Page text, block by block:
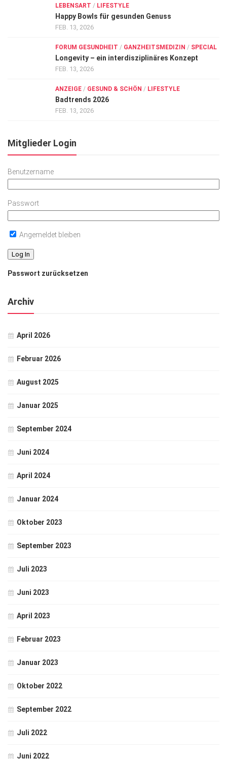
LEBENSART / LIFESTYLE
Happy Bowls für gesunden Genuss
FEB. 13, 2026
FORUM GESUNDHEIT / GANZHEITSMEDIZIN / SPECIAL
Longevity – ein interdisziplinäres Konzept
FEB. 13, 2026
ANZEIGE / GESUND & SCHÖN / LIFESTYLE
Badtrends 2026
FEB. 13, 2026
Mitglieder Login
Benutzername
Passwort
Angemeldet bleiben
Passwort zurücksetzen
Archiv
April 2026
Februar 2026
August 2025
Januar 2025
September 2024
Juni 2024
April 2024
Januar 2024
Oktober 2023
September 2023
Juli 2023
Juni 2023
April 2023
Februar 2023
Januar 2023
Oktober 2022
September 2022
Juli 2022
Juni 2022